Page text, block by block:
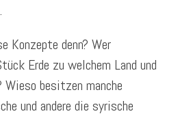
Konzepte denn? Wer
Erde zu welchem Land und
besitzen manche
und andere die syrische